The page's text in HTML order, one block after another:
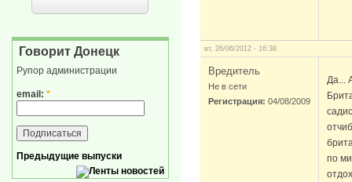
вт, 26/06/2012 - 16:38
Вредитель
Не в сети
Регистрация: 04/08/2009
Да...
по
Говорит Донецк
Рупор администрации
email: *
Предыдущие выпуски